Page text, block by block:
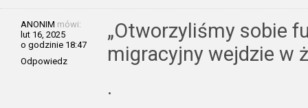
ANONIM mówi:
lut 16, 2025
o godzinie 18:47
Odpowiedz
„Otworzyliśmy sobie
migracyjny wejdzie w
.